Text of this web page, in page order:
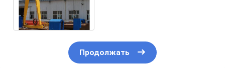
Продолжать